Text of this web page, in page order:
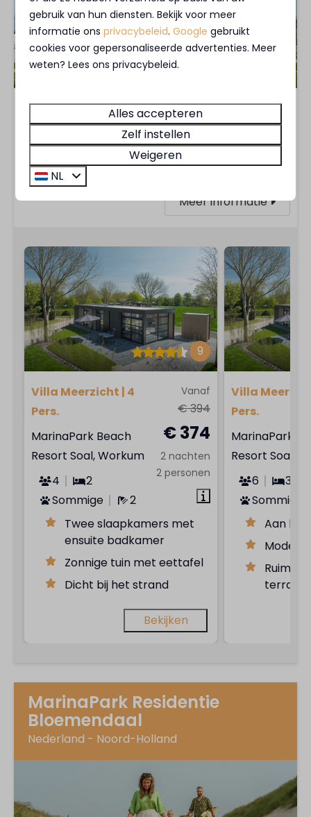
MarinaPark Beach Resort Soal heeft een
prachtige ligging aan het strand van het
IJsselmeer en biedt kampeerplaatsen,
vakantievilla's en appartementen.
Meer informatie
9
Vanaf
€ 394
€ 374
2 nachten
2 personen
Villa Meerzicht | 4
Pers.
MarinaPark Beach
Resort Soal, Workum
4
2
Sommige
2
Twee slaapkamers met
ensuite badkamer
Zonnige tuin met eettafel
Dicht bij het strand
Bekijken
Villa
Pers.
MarinaPark
Resort Soal,
6
3
Sommige
Aan
Ruime
terras
MarinaPark Residentie
Bloemendaal
Nederland - Noord-Holland
gebruik van hun diensten. Bekijk voor meer
informatie onsprivacybeleid.Google gebruikt
cookies voor gepersonaliseerde advertenties. Meer
weten? Lees ons privacybeleid.
Alles accepteren
Zelf instellen
Weigeren
NL